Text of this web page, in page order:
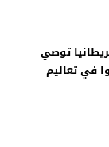
توصي
في تعاليم